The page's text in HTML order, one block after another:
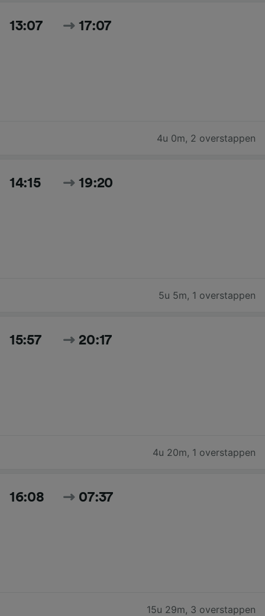
13:07 17:07
4u 0m, 2 overstappen
14:15 19:20
5u 5m, 1 overstappen
15:57 20:17
4u 20m, 1 overstappen
16:08 07:37
15u 29m, 3 overstappen